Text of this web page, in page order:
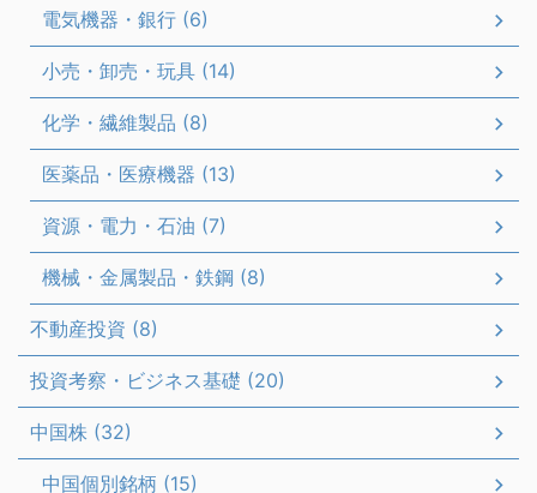
電気機器・銀行 (6)
小売・卸売・玩具 (14)
化学・繊維製品 (8)
医薬品・医療機器 (13)
資源・電力・石油 (7)
機械・金属製品・鉄鋼 (8)
不動産投資 (8)
投資考察・ビジネス基礎 (20)
中国株 (32)
中国個別銘柄 (15)